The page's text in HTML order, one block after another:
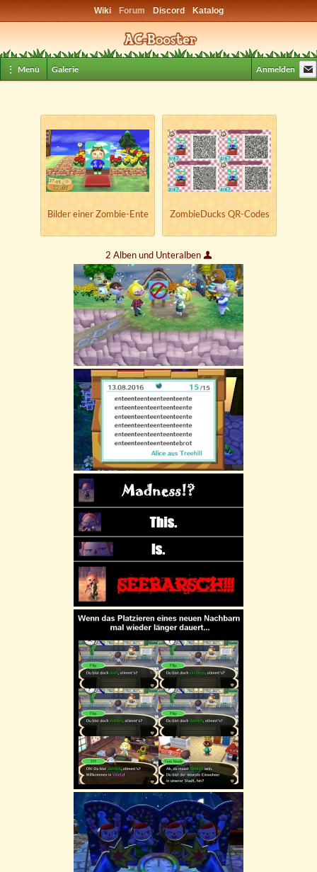
Wiki Forum Discord Katalog
⋮ Menü Galerie Anmelden
Bilder einer Zombie-Ente ZombieDucks QR-Codes
2 Alben und Unteralben